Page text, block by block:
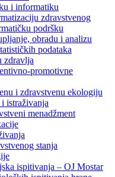
i informatiku
zdravstvenog
podršku
obradu i analizu
podataka
zdravlja
promotivne
i zdravstvenu ekologiju
istraživanja
menadžment
stanja
ispitivanja – OJ Mostar